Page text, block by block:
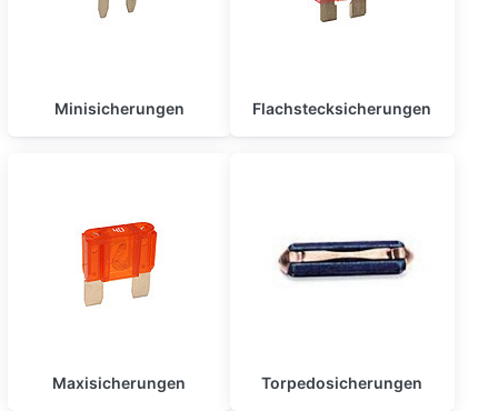
Minisicherungen Flachstecksicherungen
Maxisicherungen Torpedosicherungen